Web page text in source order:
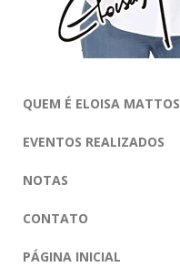
QUEM É ELOISA MATTOS
EVENTOS REALIZADOS
NOTAS
CONTATO
PÁGINA INICIAL